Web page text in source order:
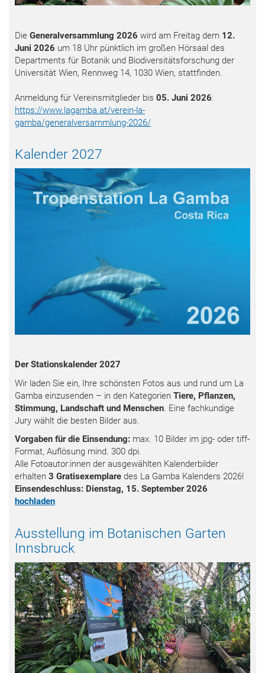
Die Generalversammlung 2026 wird am Freitag dem 12.
Juni 2026 um 18 Uhr pünktlich im großen Hörsaal des
Departments für Botanik und Biodiversitätsforschung der
Universität Wien, Rennweg 14, 1030 Wien, stattfinden.
Anmeldung für Vereinsmitglieder bis 05. Juni 2026:
https://www.lagamba.at/verein-la-
gamba/generalversammlung-2026/
Kalender 2027
Der Stationskalender 2027
Wir laden Sie ein, Ihre schönsten Fotos aus und rund um La
Gamba einzusenden – in den Kategorien Tiere, Pflanzen,
Stimmung, Landschaft und Menschen . Eine fachkundige
Jury wählt die besten Bilder aus.
Vorgaben für die Einsendung: max. 10 Bilder im jpg- oder tiff-
Format, Auflösung mind. 300 dpi.
Alle Fotoautor:innen der ausgewählten Kalenderbilder
erhalten 3 Gratisexemplare des La Gamba Kalenders 2026!
Einsendeschluss: Dienstag, 15. September 2026
hochladen
Ausstellung im Botanischen Garten
Innsbruck